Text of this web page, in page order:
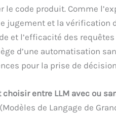
le code produit. Comme
jugement et la vérification
et l’efficacité des
d’une automatisation
pour la prise de
choisir entre LLM avec ou
de Langage de